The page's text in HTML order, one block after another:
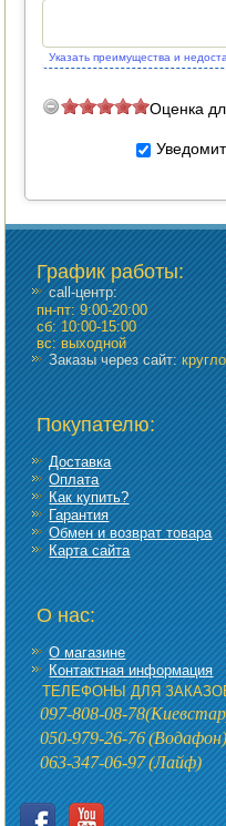
Указать преимущества и
Оценка
График работы:
call-центр:
пн-пт: 9:00-20:00
сб: 10:00-15:00
вс: выходной
Заказы через сайт:
Покупателю:
Доставка
Оплата
Как купить?
Гарантия
Обмен и возврат товара
Карта сайта
О нас:
О магазине
Контактная информация
ТЕЛЕФОНЫ ДЛЯ
097-808-08-78
050-979-26-76
063-347-06-97(Лайф)